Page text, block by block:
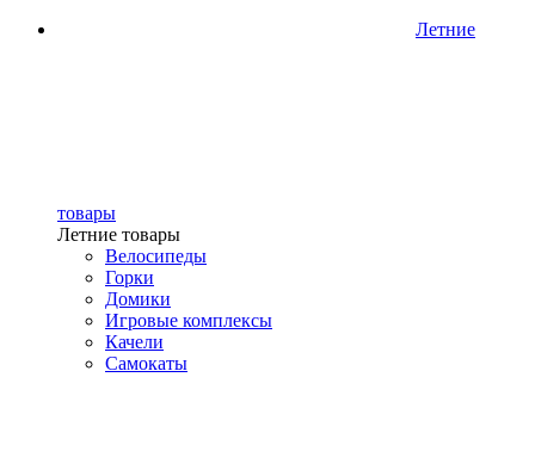
Летние
товары
Летние товары
Велосипеды
Горки
Домики
Игровые комплексы
Качели
Самокаты